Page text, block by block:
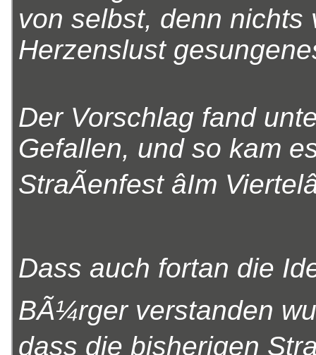
von selbst, denn nichts
Herzenslust
Der Vorschlag fand
Gefallen, und so kam
StraÃenfest âIm
Dass auch fortan die
BÃ¼rger verstanden
dass die bisherigen